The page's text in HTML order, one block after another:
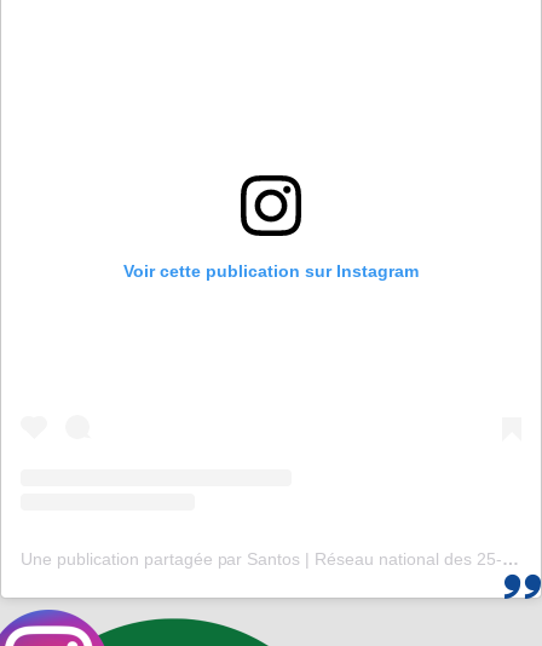
Voir cette publication sur Instagram
Une publication partagée par Santos | Réseau national des 25-35 (@santos_cef)